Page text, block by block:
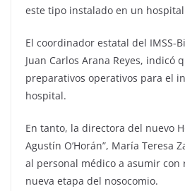
este tipo instalado en un
El coordinador estatal del IMSS-
Juan Carlos Arana Reyes, indicó
preparativos operativos para el
hospital.
En tanto, la directora del nuevo
Agustín O’Horán”, María Teresa
al personal médico a asumir con
nueva etapa del nosocomio.